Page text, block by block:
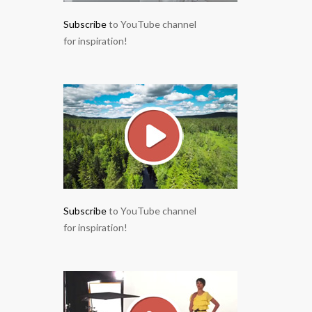
Subscribeto YouTube channel
for inspiration!
Subscribeto YouTube channel
for inspiration!